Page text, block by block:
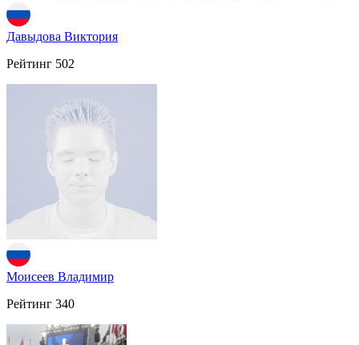
Давыдова Виктория
Рейтинг 502
Моисеев Владимир
Рейтинг 340